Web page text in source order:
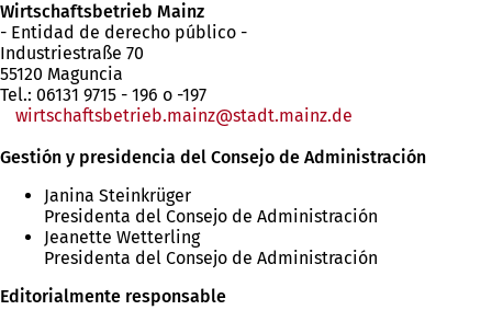
Wirtschaftsbetrieb Mainz
- Entidad de derecho público -
Industriestraße 70
55120 Maguncia
Tel.: 06131 9715 - 196 o -197
wirtschaftsbetrieb.mainz@stadt.mainz.de
Gestión y presidencia del Consejo de Administración
Janina Steinkrüger
Presidenta del Consejo de Administración
Jeanette Wetterling
Presidenta del Consejo de Administración
Editorialmente responsable